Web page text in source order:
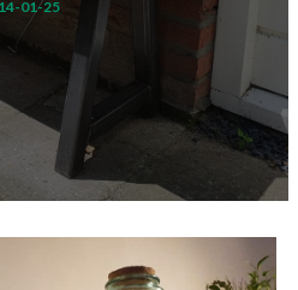
14-01-25